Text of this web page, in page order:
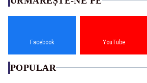
Facebook YouTube
POPULAR